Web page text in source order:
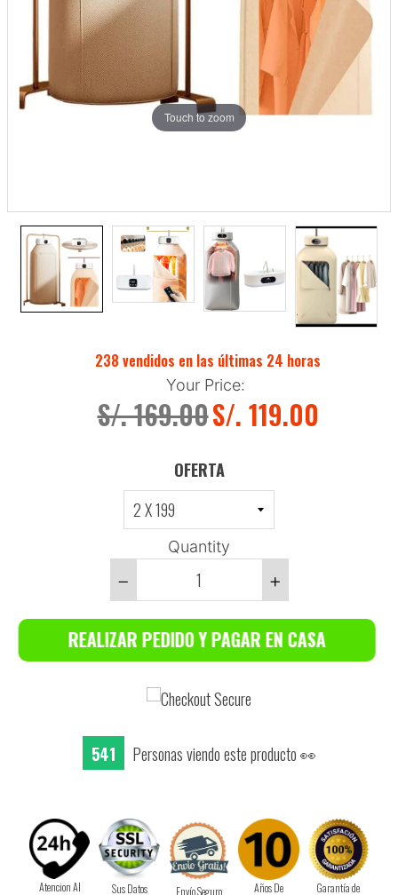
Touch to zoom
238 vendidos en las últimas 24 horas
Your Price:
S/. 169.00S/. 119.00
OFERTA
Quantity
Reduce
item
quantity
Increase
item
quantity
REALIZAR PEDIDO Y PAGAR EN CASA
537 Personas viendo este producto 👀
Atencion Al
Sus Datos
Envío Seguro
Años De
Garantía de